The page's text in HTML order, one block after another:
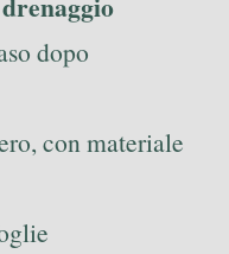
dopo
con materiale